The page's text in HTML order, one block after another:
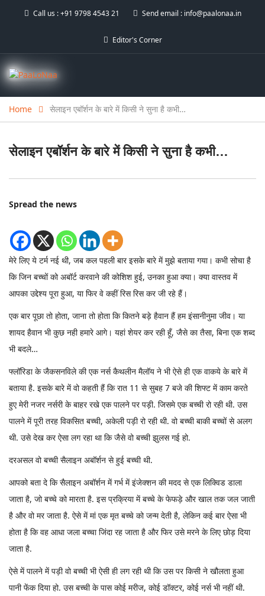
Call us :+91 9798 4543 21 Send email : info@paalonaa.in
Editor's Corner
Home सेलाइन एबॉर्शन के बारे में किसी ने सुना है कभी…
सेलाइन एबॉर्शन के बारे में किसी ने सुना है कभी…
Spread the news
मेरे लिए ये टर्म नई थी, जब कल पहली बार इसके बारे में मुझे बताया गया। कभी सोचा है
कि जिन बच्चों को अबॉर्ट करवाने की कोशिश हुई, उनका हुआ क्या। क्या वास्तव में
आपका उद्देश्य पूरा हुआ, या फिर वे कहीं रिस रिस कर जी रहे हैं।
एक बार पूछा तो होता, जाना तो होता कि कितने बड़े हैवान हैं हम इंसानीनुमा जीव। या
शायद हैवान भी कुछ नही हमारे आगे। यहां शेयर कर रही हूँ, जैसे का तैसा, बिना एक शब्द
भी बदले…
फ्लॉरिडा के जैकसनविले की एक नर्स कैथलीन मैलॉय ने भी ऐसे ही एक वाकये के बारे में
बताया है. इसके बारे में वो कहती हैं कि रात 11 से सुबह 7 बजे की शिफ्ट में काम करते
हुए मेरी नजर नर्सरी के बाहर रखे एक पालने पर पड़ी. जिसमे एक बच्ची रो रही थी. उस
पालने में पूरी तरह विकसित बच्ची, अकेली पड़ी रो रही थी. वो बच्ची बाकी बच्चों से अलग
थी. उसे देख कर ऐसा लग रहा था कि जैसे वो बच्ची झुलस गई हो.
दरअसल वो बच्ची सैलाइन अबॉर्शन से हुई बच्ची थी.
आपको बता दे कि सैलाइन अबॉर्शन में गर्भ में इंजेक्शन की मदद से एक लिक्विड डाला
जाता है, जो बच्चे को मारता है. इस प्रक्रिया में बच्चे के फेफड़े और खाल तक जल जाती
है और वो मर जाता है. ऐसे में मां एक मृत बच्चे को जन्म देती है, लेकिन कई बार ऐसा भी
होता है कि वह आधा जला बच्चा जिंदा रह जाता है और फिर उसे मरने के लिए छोड़ दिया
जाता है.
ऐसे में पालने में पड़ी वो बच्ची भी ऐसी ही लग रही थी कि उस पर किसी ने खौलता हुआ
पानी फेंक दिया हो. उस बच्ची के पास कोई मरीज, कोई डॉक्टर, कोई नर्स भी नहीं थी.